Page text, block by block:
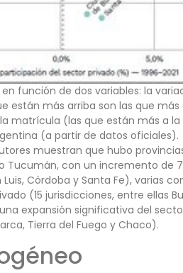
función de dos variables: la
están más arriba son las que
matrícula (las que están más a
(a partir de datos oficiales).
muestran que hubo
con un incremento de
Córdoba y Santa Fe), varias
(15 jurisdicciones, entre ellas
expansión significativa del
Tierra del Fuego y Chaco).